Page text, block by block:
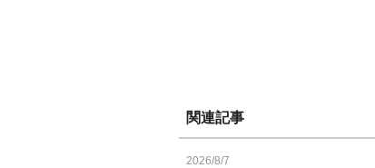
関連記事
2026/8/7